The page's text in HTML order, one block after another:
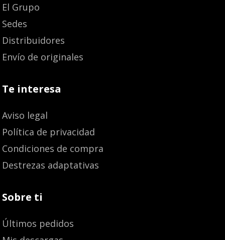
El Grupo
Sedes
Distribuidores
Envío de originales
Te interesa
Aviso legal
Política de privacidad
Condiciones de compra
Destrezas adaptativas
Sobre ti
Últimos pedidos